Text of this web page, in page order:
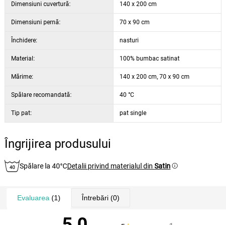
Dimensiuni cuvertură: 140 x 200 cm
Dimensiuni pernă: 70 x 90 cm
Închidere: nasturi
Material: 100% bumbac satinat
Mărime: 140 x 200 cm, 70 x 90 cm
Spălare recomandată: 40 °C
Tip pat: pat single
Îngrijirea produsului
Spălare la 40°CDetalii privind materialul din Satin
Evaluarea (1) Întrebări(0)